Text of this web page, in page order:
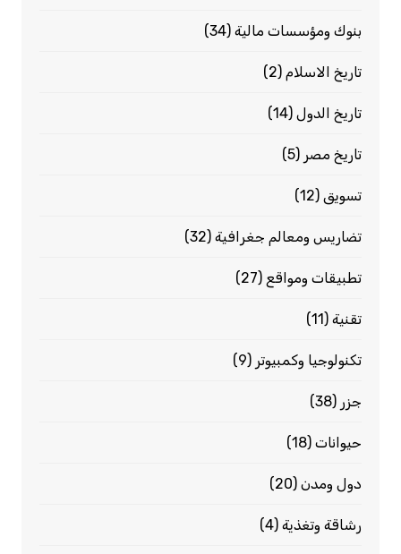
بنوك ومؤسسات مالية(34)
تاريخ الاسلام(2)
تاريخ الدول(14)
تاريخ مصر (5)
تسويق(12)
تضاريس ومعالم جغرافية(32)
تطبيقات ومواقع (27)
تقنية(11)
تكنولوجيا وكمبيوتر (9)
جزر (38)
حيوانات(18)
دول ومدن(20)
رشاقة وتغذية(4)